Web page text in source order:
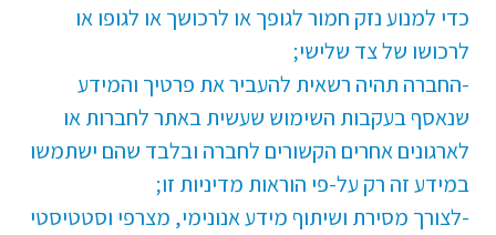
כדי למנוע נזק חמור לגופך או לרכושך או לגופו או
לרכושו של צד שלישי;
-החברה תהיה רשאית להעביר את פרטיך והמידע
שנאסף בעקבות השימוש שעשית באתר לחברות או
לארגונים אחרים הקשורים לחברה ובלבד שהם ישתמשו
במידע זה רק על-פי הוראות מדיניות זו;
-לצורך מסירת ושיתוף מידע אנונימי, מצרפי וסטטיסטי